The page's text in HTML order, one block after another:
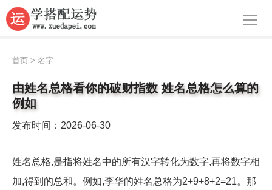
导航
生肖运势
八字算命
面相
风水
首页 > 名字
由姓名总格看你的破财指数 姓名总格怎么算的
例如
发布时间：2026-06-30
姓名总格,是指将姓名中的所有汉字转化为数字,再将数字相
加,得到的总和。例如,李华的姓名总格为2+9+8+2=21。那